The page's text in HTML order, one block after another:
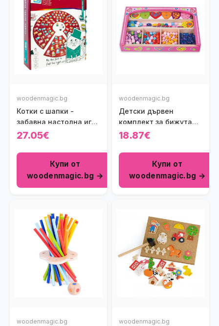
woodenmagic.bg
Котки с шапки -
забавна настолна игра
за деца
27.05€
Купи от
woodenmagic.bg →
woodenmagic.bg
Детски дървен
комплект за бижута
Viga toys
18.87€
Купи от
woodenmagic.bg →
woodenmagic.bg woodenmagic.bg